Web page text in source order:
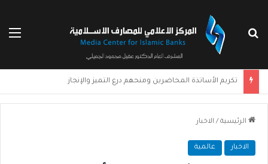
بحث عن
تكريم الأساتذة المحاضرين ومنحهم درع التميز والإنجاز
الرئيسية / الاخبار
الاخبار عالمية